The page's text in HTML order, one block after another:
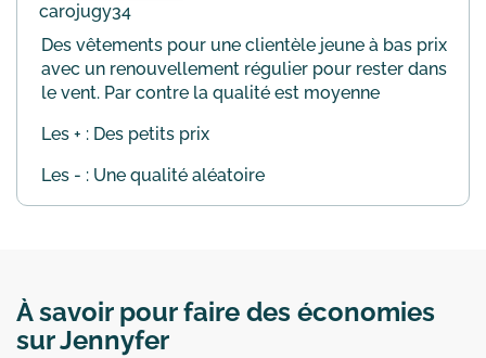
carojugy34
Des vêtements pour une clientèle jeune à bas prix
avec un renouvellement régulier pour rester dans
le vent. Par contre la qualité est moyenne
Les + : Des petits prix
Les - : Une qualité aléatoire
À savoir pour faire des économies
sur Jennyfer